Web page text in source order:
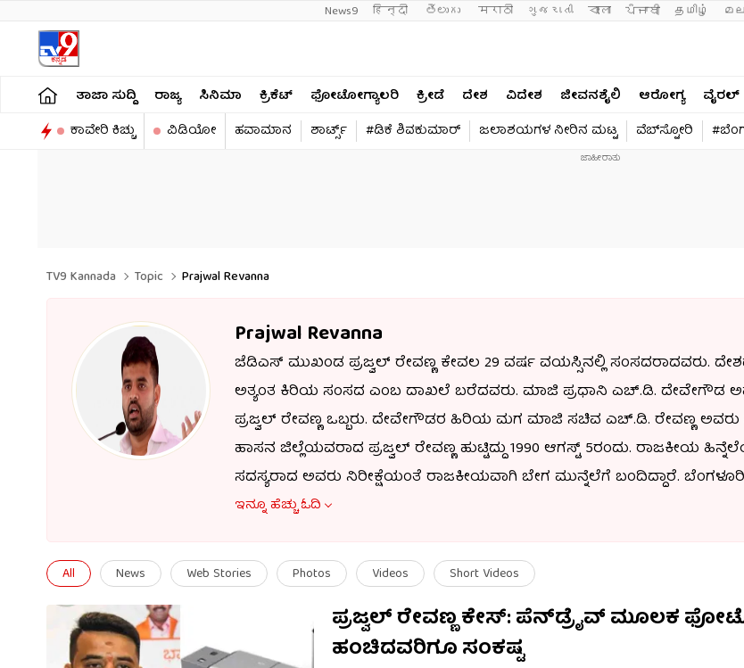
News9 हिन्दी తెలుగు मराठी ગુજરાતી বাংলা ਪੰਜਾਬੀ தமிழ்
ತಾಜಾ ಸುದ್ದಿ ರಾಜ್ಯ ಸಿನಿಮಾ ಕ್ರಿಕೆಟ್​ ಫೋಟೋಗ್ಯಾಲರಿ ಕ್ರೀಡೆ ದೇಶ ವಿದೇಶ ಜೀವನಶೈಲಿ ಆರೋಗ್ಯ ವೈರಲ್​
ಕಾವೇರಿ ಕಿಚ್ಚು
ವಿಡಿಯೋ ಹವಾಮಾನ ಶಾರ್ಟ್ಸ್​ #ಡಿಕೆ ಶಿವಕುಮಾರ್​ ಜಲಾಶಯಗಳ ನೀರಿನ ಮಟ್ಟ ವೆಬ್​ಸ್ಟೋರಿ
TV9 Kannada Topic Prajwal Revanna
Prajwal Revanna
ಜೆಡಿಎಸ್ ಮುಖಂಡ ಪ್ರಜ್ವಲ್ ರೇವಣ್ಣ ಕೇವಲ 29 ವರ್ಷ ವಯಸ್ಸಿನಲ್ಲಿ ಸಂಸದರಾದವರು.
ಅತ್ಯಂತ ಕಿರಿಯ ಸಂಸದ ಎಂಬ ದಾಖಲೆ ಬರೆದವರು. ಮಾಜಿ ಪ್ರಧಾನಿ ಎಚ್.ಡಿ. ದೇವೇಗೌಡ
ಪ್ರಜ್ವಲ್ ರೇವಣ್ಣ ಒಬ್ಬರು. ದೇವೇಗೌಡರ ಹಿರಿಯ ಮಗ ಮಾಜಿ ಸಚಿವ ಎಚ್.ಡಿ. ರೇವಣ್ಣ ಅವರು
ಹಾಸನ ಜಿಲ್ಲೆಯವರಾದ ಪ್ರಜ್ವಲ್ ರೇವಣ್ಣ ಹುಟ್ಟಿದ್ದು 1990 ಆಗಸ್ಟ್ 5ರಂದು. ರಾಜಕೀಯ
ಸದಸ್ಯರಾದ ಅವರು ನಿರೀಕ್ಷೆಯಂತೆ ರಾಜಕೀಯವಾಗಿ ಬೇಗ ಮುನ್ನೆಲೆಗೆ ಬಂದಿದ್ದಾರೆ.
2014ರಲ್ಲಿ ಮೆಕ್ಯಾನಿಕಲ್ ಎಂಜಿನಿಯರಿಂಗ್ ಪೂರ್ಣಗೊಳಿಸಿದ ಅವರು ಆಸ್ಟ್ರೇಲಿಯಾಗೆ ಉನ್ನತ
ಹಾಸನಕ್ಕೆ ಬಂದಿದ್ದರು. 2018ರಲ್ಲಿ ಅವರು ವಿಧಾನಸಭಾ ಚುನಾವಣೆಯಲ್ಲಿ ಸ್ಪರ್ಧಿಸಬೇಕಿತ್ತು.
ಟಿಕೆಟ್ ನಿರಾಕರಿಸಲಾಯಿತು. 2019ರಲ್ಲಿ ಹಾಸನ ಲೋಕಸಭಾ ಕ್ಷೇತ್ರದಿಂದ ಜೆಡಿಎಸ್ ಟಿಕೆಟ್
ಮೊದಲ ಬಾರಿಗೆ ಸಂಸತ್ ಪ್ರವೇಶ ಮಾಡಿದರು.
ಇನ್ನೂ ಹೆಚ್ಚು ಓದಿ
All News Web Stories Photos Videos Short Videos
ಪ್ರಜ್ವಲ್ ರೇವಣ್ಣ ಕೇಸ್: ಪೆನ್​ಡ್ರೈವ್ ಮೂಲಕ
ಹಂಚಿದವರಿಗೂ ಸಂಕಷ್ಟ